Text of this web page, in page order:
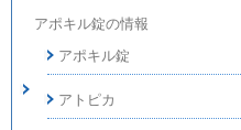
アポキル錠の情報
アポキル錠
アトピカ